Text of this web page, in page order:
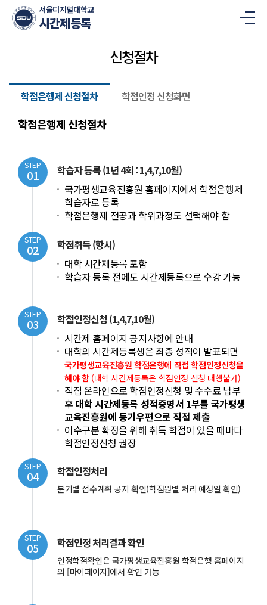
서울디지털대학교
시간제등록
메
뉴
신청절차
학점은행제 신청절차 학점인정 신청화면
학점은행제 신청절차
STEP
01
학습자 등록 (1년 4회 : 1,4,7,10월)
국가평생교육진흥원 홈페이지에서 학점은행제
학습자로 등록
학점은행제 전공과 학위과정도 선택해야 함
STEP
02
학점취득 (항시)
대학 시간제등록 포함
학습자 등록 전에도 시간제등록으로 수강 가능
STEP
03
학점인정신청 (1,4,7,10월)
시간제 홈페이지 공지사항에 안내
대학의 시간제등록생은 최종 성적이 발표되면
국가평생교육진흥원 학점은행에 직접 학점인정신청을
해야 함 (대학 시간제등록은 학점인정 신청 대행불가)
직접 온라인으로 학점인정신청 및 수수료 납부
후 대학 시간제등록 성적증명서 1부를 국가평생
교육진흥원에 등기우편으로 직접 제출
이수구분 확정을 위해 취득 학점이 있을 때마다
학점인정신청 권장
STEP
04 학점인정처리
분기별 접수계획 공지 확인(학점원별 처리 예정일 확인)
STEP
05 학점인정 처리결과 확인
인정학점확인은 국가평생교육진흥원 학점은행 홈페이지
의 [마이페이지]에서 확인 가능